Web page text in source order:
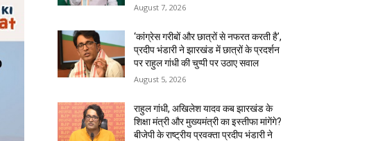
August 7, 2026
‘कांग्रेस गरीबों और छात्रों से नफरत करती है’,
प्रदीप भंडारी ने झारखंड में छात्रों के प्रदर्शन
पर राहुल गांधी की चुप्पी पर उठाए सवाल
August 5, 2026
राहुल गांधी, अखिलेश यादव कब झारखंड के
शिक्षा मंत्री और मुख्यमंत्री का इस्तीफा मांगेंगे?
बीजेपी के राष्ट्रीय प्रवक्ता प्रदीप भंडारी ने